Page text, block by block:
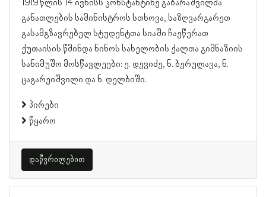
1919 წლის 14 ივნისს კონსტანტინე გაბარაშვილმა
განათლების სამინისტროს სთხოვა, საზღვარგარეთ
გასამგზავრებელ სტუდენტთა სიაში ჩაეწერათ
ქუთაისის წმინდა ნინოს სახელობის ქალთა გიმნაზიის
სანიმუშო მოსწავლეები: ე. დევიძე, ნ. ბერულავა, ნ.
ცაგარეიშვილი და ნ. დელბიში.
პირები
წყარო
დაწვრილებით